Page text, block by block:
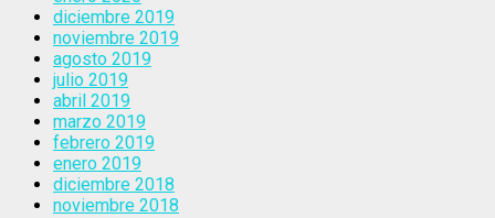
diciembre 2019
noviembre 2019
agosto 2019
julio 2019
abril 2019
marzo 2019
febrero 2019
enero 2019
diciembre 2018
noviembre 2018